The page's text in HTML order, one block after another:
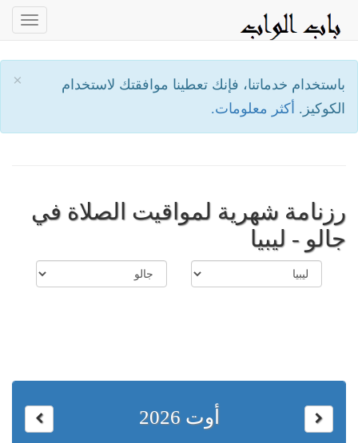
×
باستخدام خدماتنا، فإنك تعطينا موافقتك لاستخدام
الكوكيز. أكثر معلومات.
رزنامة شهرية لمواقيت الصلاة في
جالو - ليبيا
أوت 2026